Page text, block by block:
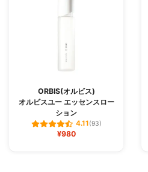
ORBIS(オルビス)
オルビスユー エッセンスロー
ション
4.11(93)
¥980